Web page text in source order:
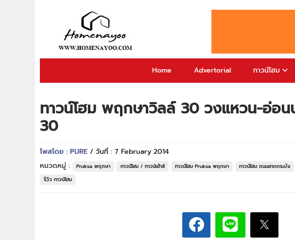
Home Advertorial ทาวน์โฮม
ทาวน์โฮม พฤกษาวิลล์ 30 วงแหวน-อ่อน
30
โพสโดย : PURE / วันที่ : 7 February 2014
หมวดหมู่ :
Pruksa พฤกษา ทาวน์โฮม / ทาวน์เฮ้าส์ ทาวน์โฮม Pruksa พฤกษา ทาวน์โฮม ถนนลาดกระบัง
รีวิว ทาวน์โฮม